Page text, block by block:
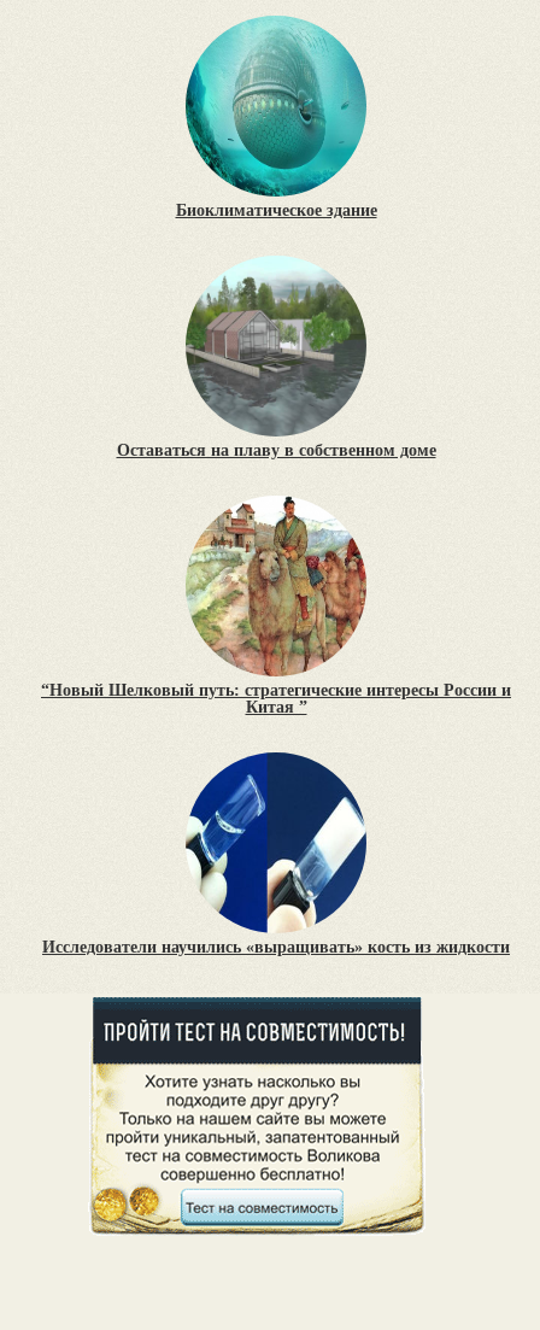
Биоклиматическое здание
Оставаться на плаву в собственном доме
“Новый Шелковый путь: стратегические интересы России и
Китая ”
Исследователи научились «выращивать» кость из жидкости